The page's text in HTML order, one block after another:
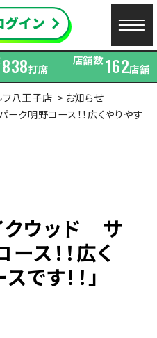
838打席
店舗数162店舗
フ八王子店
お知らせ
ク明野コース！！広くやりやす
クウッド サ
ス！！広く
です！！」